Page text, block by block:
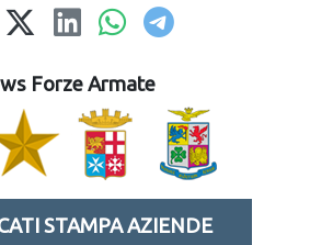
Forze Armate
STAMPA AZIENDE